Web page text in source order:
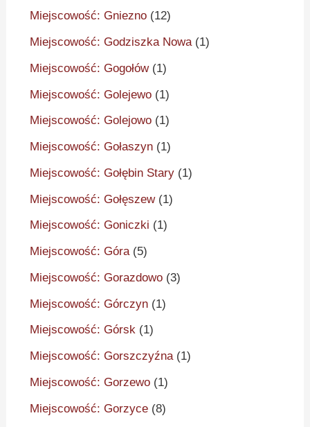
Miejscowość: Gniezno (12)
Miejscowość: Godziszka Nowa(1)
Miejscowość: Gogołów(1)
Miejscowość: Golejewo (1)
Miejscowość: Golejowo (1)
Miejscowość: Gołaszyn (1)
Miejscowość: Gołębin Stary (1)
Miejscowość: Gołęszew(1)
Miejscowość: Goniczki (1)
Miejscowość: Góra(5)
Miejscowość: Gorazdowo (3)
Miejscowość: Górczyn (1)
Miejscowość: Górsk (1)
Miejscowość: Gorszczyźna(1)
Miejscowość: Gorzewo (1)
Miejscowość: Gorzyce (8)